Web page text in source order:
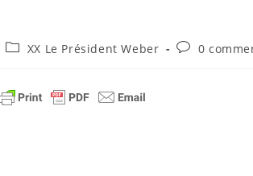
XX Le Président Weber 0